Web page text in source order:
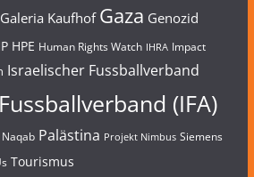
Galeria Kaufhof Gaza Genozid
HPE Human Rights Watch IHRA Impact
Israelischer Fussballverband
(IFA)
Naqab Palästina Projekt Nimbus Siemens
Tourismus